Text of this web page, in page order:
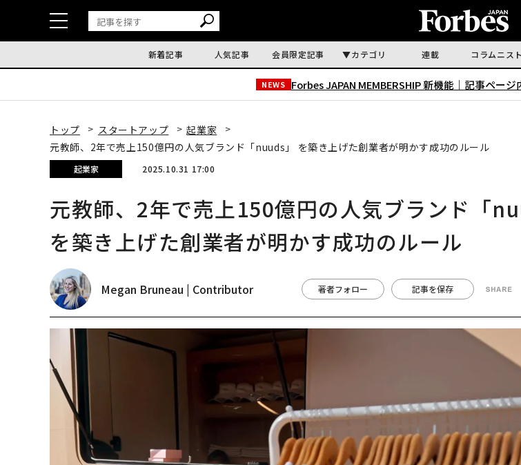
新着記事 人気記事 会員限定記事 カテゴリ 連載 コラムニスト
NEWS Forbes JAPAN MEMBERSHIP 新機能｜ 記事ページ
トップ スタートアップ
起業家
元教師、2年で売上150億円の人気ブランド「nuuds」 を築き上げた創業者が明かす成功のルール
起業家 2025.10.31 17:00
元教師、2年で売上150億円の人気ブランド「
を築き上げた創業者が明かす成功のルール
Megan Bruneau | Contributor 著者フォロー 記事を保存